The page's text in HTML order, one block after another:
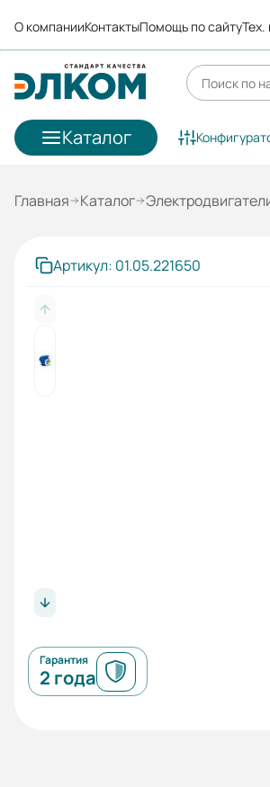
О компанииКонтактыПомощь по сайтуТех.
Каталог
Главная Каталог
Артикул: 01.05.221650
Гарантия
2 года